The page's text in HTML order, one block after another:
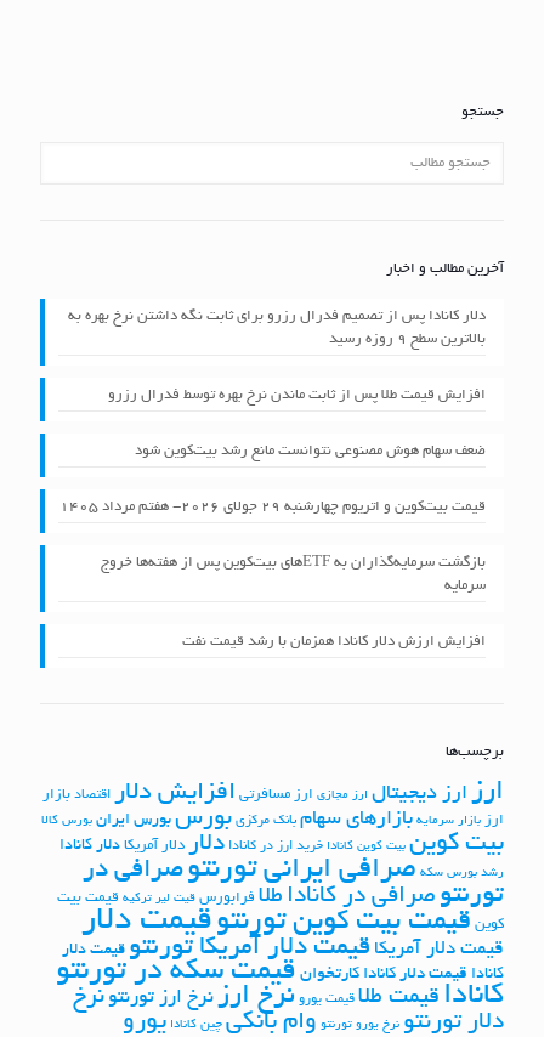
جستجو
آخرین مطالب و اخبار
دلار کانادا پس از تصمیم فدرال رزرو برای ثابت نگه داشتن نرخ بهره به
بالاترین سطح ۹ روزه رسید
افزایش قیمت طلا پس از ثابت ماندن نرخ بهره توسط فدرال رزرو
ضعف سهام هوش مصنوعی نتوانست مانع رشد بیت‌کوین شود
قیمت بیت‌کوین و اتریوم چهارشنبه ۲۹ جولای ۲۰۲۶- هفتم مرداد ۱۴۰۵
بازگشت سرمایه‌گذاران به ETFهای بیت‌کوین پس از هفته‌ها خروج
سرمایه
افزایش ارزش دلار کانادا همزمان با رشد قیمت نفت
برچسب‌ها
ارز ارز دیجیتال ارز مجازی ارز مسافرتی افزایش دلار اقتصاد بازار
ارز بازار سرمایه بازارهای سهام بانک مرکزی بورس بورس ایران بورس کالا
بیت کوین بیت کوین کانادا خرید ارز در کانادا دلار دلار آمریکا دلار کانادا
رشد بورس سکه صرافی ایرانی تورنتوصرافی در
تورنتو صرافی در کانادا طلا فرابورس قیت لیر ترکیه قیمت بیت
کوین قیمت بیت کوین تورنتوقیمت دلار
قیمت دلار آمریکا قیمت دلار آمریکا تورنتو قیمت دلار
کانادا قیمت دلار کانادا کارتخوان قیمت سکه در تورنتو
کانادا قیمت طلا قیمت یورو نرخ ارزنرخ ارز تورنتو نرخ
دلار تورنتو نرخ یورو تورنتو وام بانکی چین کانادا یورو